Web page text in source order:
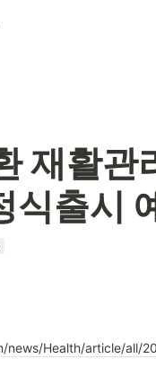
재활관
식출시
news/Health/article/all/